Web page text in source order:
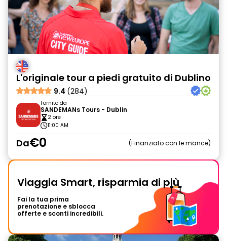
L'originale tour a piedi gratuito di Dublino
9.4 (284)
Fornito da
SANDEMANs Tours - Dublin
2 ore
11:00 AM
Da€0 Finanziato con le mance
Viaggia Smart, risparmia di più
Fai la tua prima
prenotazione e sblocca
offerte e sconti incredibili.